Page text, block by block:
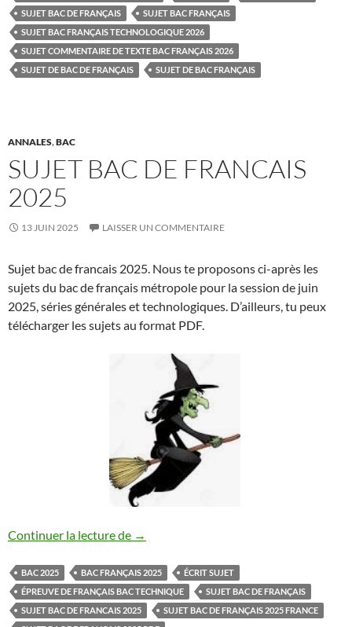
SUJET BAC DE FRANÇAIS
SUJET BAC FRANÇAIS
SUJET BAC FRANÇAIS TECHNOLOGIQUE 2026
SUJET COMMENTAIRE DE TEXTE BAC FRANÇAIS 2026
SUJET DE BAC DE FRANÇAIS
SUJET DE BAC FRANÇAIS
ANNALES,BAC
SUJET BAC DE FRANCAIS
2025
13 JUIN 2025 LAISSER UN COMMENTAIRE
Sujet bac de francais 2025. Nous te proposons ci-après les
sujets du bac de français métropole pour la session de juin
2025, séries générales et technologiques. D’ailleurs, tu peux
télécharger les sujets au format PDF.
Continuer la lecture de SUJET BAC DE FRANCAIS 2025
→
BAC 2025 BAC FRANÇAIS 2025
ÉCRIT SUJET
ÉPREUVE DE FRANÇAIS BAC TECHNIQUE
SUJET BAC DE FRANÇAIS
SUJET BAC DE FRANCAIS 2025
SUJET BAC DE FRANÇAIS 2025 FRANCE